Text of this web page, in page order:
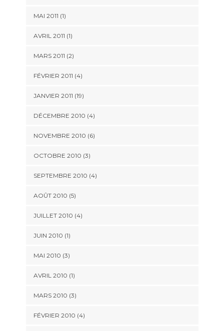
MAI 2011 (1)
AVRIL 2011 (1)
MARS 2011 (2)
FÉVRIER 2011 (4)
JANVIER 2011 (19)
DÉCEMBRE 2010 (4)
NOVEMBRE 2010 (6)
OCTOBRE 2010 (3)
SEPTEMBRE 2010 (4)
AOÛT 2010 (5)
JUILLET 2010 (4)
JUIN 2010 (1)
MAI 2010 (3)
AVRIL 2010 (1)
MARS 2010 (3)
FÉVRIER 2010 (4)